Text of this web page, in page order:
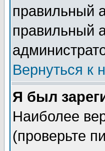
правильный
правильный
Вернуться к
Я был
Наиболее
(проверьте